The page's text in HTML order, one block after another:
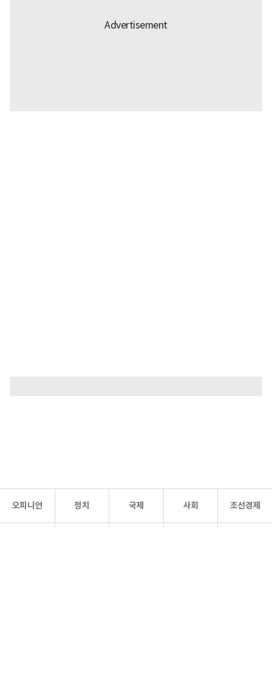
오피니언 정치 국제 사회 조선경제